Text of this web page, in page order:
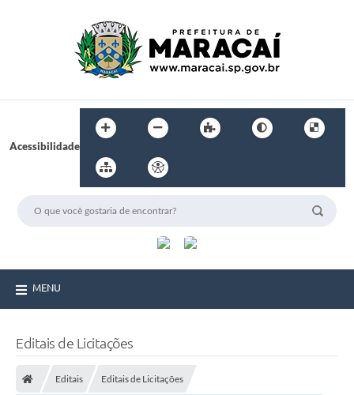
Acessibilidade
MENU
Editais de Licitações
Editais Editais de Licitações